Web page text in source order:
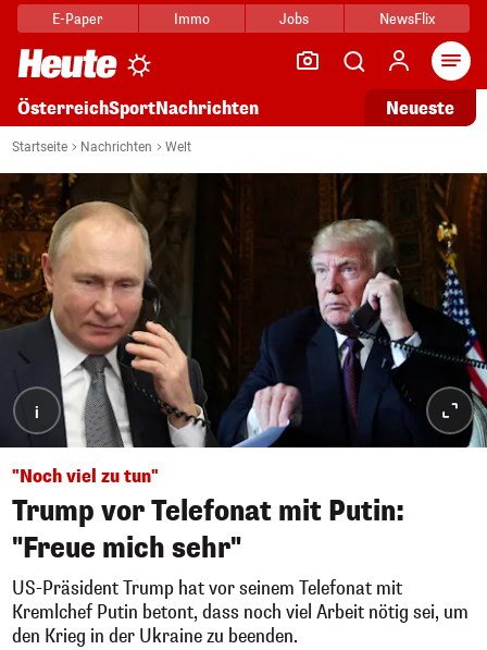
E-Paper Immo Jobs NewsFlix
ÖsterreichSportNachrichten Neueste
Startseite Nachrichten Welt
i
"Noch viel zu tun"
Trump vor Telefonat mit Putin:
"Freue mich sehr"
US-Präsident Trump hat vor seinem Telefonat mit
Kremlchef Putin betont, dass noch viel Arbeit nötig sei, um
den Krieg in der Ukraine zu beenden.